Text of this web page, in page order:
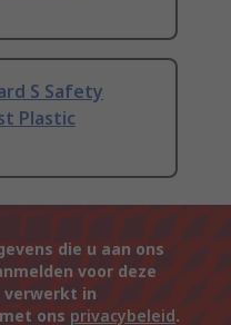
S Safety
Plastic
die u aan ons
voor deze
in
ons privacybeleid.